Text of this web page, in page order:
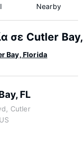
Nearby
σε Cutler
Bay, Florida
FL
Cutler